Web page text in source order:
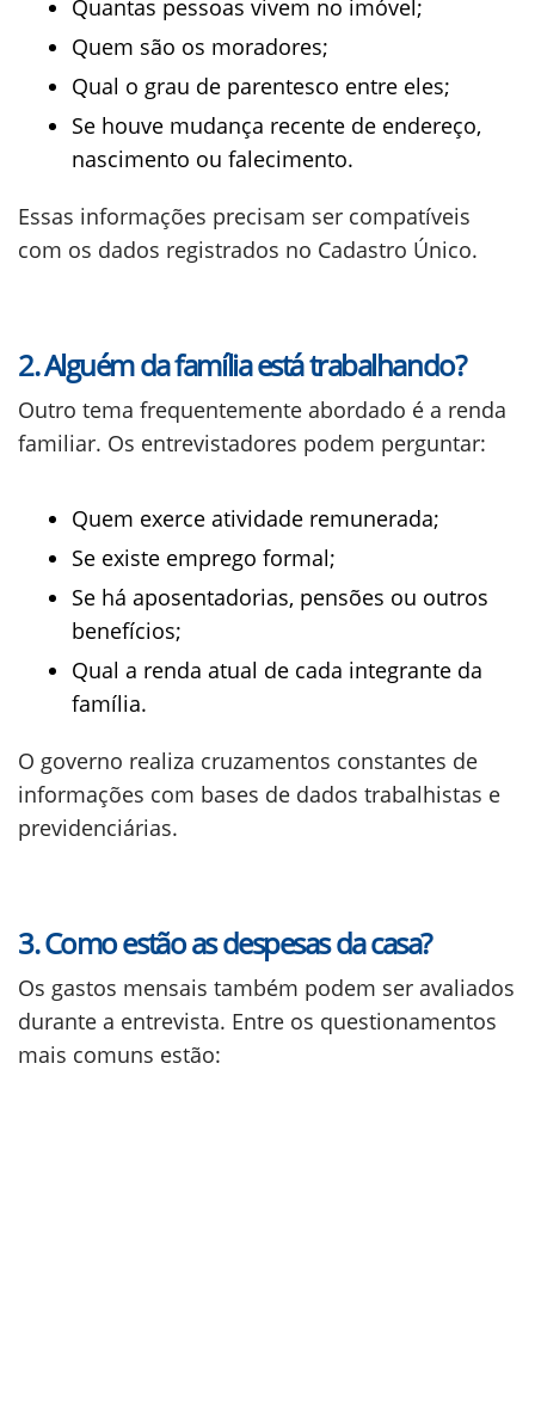
Quantas pessoas vivem no imóvel;
Quem são os moradores;
Qual o grau de parentesco entre eles;
Se houve mudança recente de endereço,
nascimento ou falecimento.
Essas informações precisam ser compatíveis
com os dados registrados no Cadastro Único.
2. Alguém da família está trabalhando?
Outro tema frequentemente abordado é a renda
familiar. Os entrevistadores podem perguntar:
Quem exerce atividade remunerada;
Se existe emprego formal;
Se há aposentadorias, pensões ou outros
benefícios;
Qual a renda atual de cada integrante da
família.
O governo realiza cruzamentos constantes de
informações com bases de dados trabalhistas e
previdenciárias.
3. Como estão as despesas da casa?
Os gastos mensais também podem ser avaliados
durante a entrevista. Entre os questionamentos
mais comuns estão: